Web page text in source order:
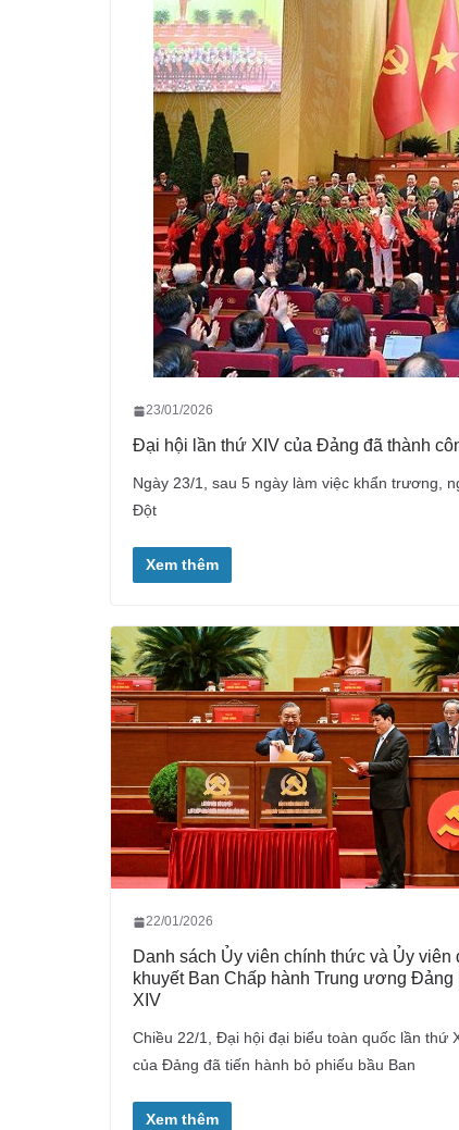
23/01/2026
Đại hội lần thứ XIV của Đảng đã thành
Ngày 23/1, sau 5 ngày làm việc khẩn trương,
Đột
Xem thêm
22/01/2026
Danh sách Ủy viên chính thức và Ủy viên
khuyết Ban Chấp hành Trung ương Đảng
XIV
Chiều 22/1, Đại hội đại biểu toàn quốc lần thứ
của Đảng đã tiến hành bỏ phiếu bầu Ban
Xem thêm